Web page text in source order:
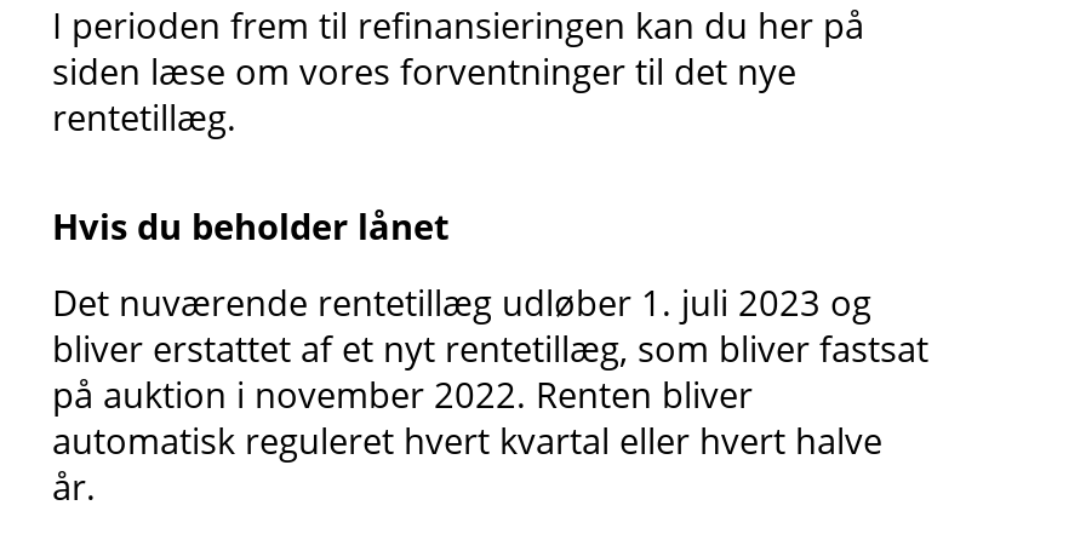
I perioden frem til refinansieringen kan du her på
siden læse om vores forventninger til det nye
rentetillæg.
Hvis du beholder lånet
Det nuværende rentetillæg udløber 1. juli 2023 og
bliver erstattet af et nyt rentetillæg, som bliver fastsat
på auktion i november 2022. Renten bliver
automatisk reguleret hvert kvartal eller hvert halve
år.